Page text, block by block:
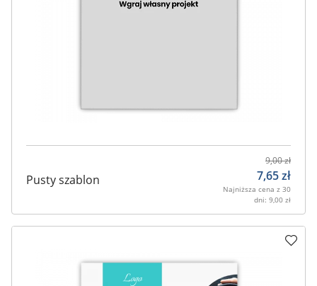
Pusty szablon
9,00zł
7,65zł
Najniższa cena z 30
dni: 9,00 zł